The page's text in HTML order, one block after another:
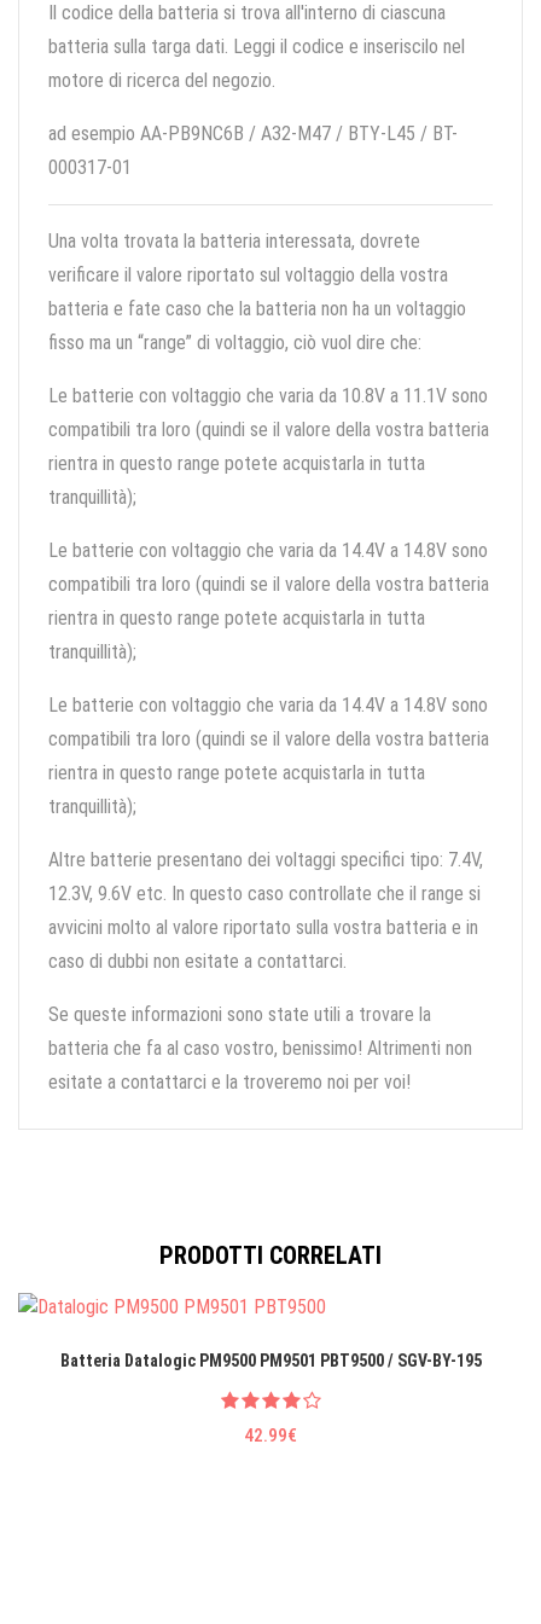
Il codice della batteria si trova all'interno di ciascuna
batteria sulla targa dati. Leggi il codice e inseriscilo nel
motore di ricerca del negozio.
ad esempio AA-PB9NC6B / A32-M47 / BTY-L45 / BT-
000317-01
Una volta trovata la batteria interessata, dovrete
verificare il valore riportato sul voltaggio della vostra
batteria e fate caso che la batteria non ha un voltaggio
fisso ma un “range” di voltaggio, ciò vuol dire che:
Le batterie con voltaggio che varia da 10.8V a 11.1V sono
compatibili tra loro (quindi se il valore della vostra batteria
rientra in questo range potete acquistarla in tutta
tranquillità);
Le batterie con voltaggio che varia da 14.4V a 14.8V sono
compatibili tra loro (quindi se il valore della vostra batteria
rientra in questo range potete acquistarla in tutta
tranquillità);
Le batterie con voltaggio che varia da 14.4V a 14.8V sono
compatibili tra loro (quindi se il valore della vostra batteria
rientra in questo range potete acquistarla in tutta
tranquillità);
Altre batterie presentano dei voltaggi specifici tipo: 7.4V,
12.3V, 9.6V etc. In questo caso controllate che il range si
avvicini molto al valore riportato sulla vostra batteria e in
caso di dubbi non esitate a contattarci.
Se queste informazioni sono state utili a trovare la
batteria che fa al caso vostro, benissimo! Altrimenti non
esitate a contattarci e la troveremo noi per voi!
PRODOTTI CORRELATI
Batteria Datalogic PM9500 PM9501 PBT9500 / SGV-BY-195
42.99€